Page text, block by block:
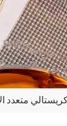
متعدد